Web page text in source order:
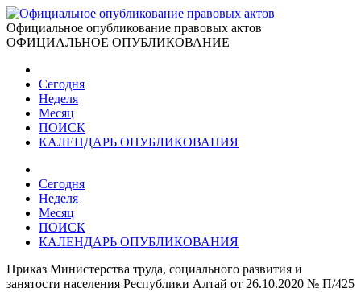
Официальное опубликование правовых актов
ОФИЦИАЛЬНОЕ ОПУБЛИКОВАНИЕ
Сегодня
Неделя
Месяц
ПОИСК
КАЛЕНДАРЬ ОПУБЛИКОВАНИЯ
Сегодня
Неделя
Месяц
ПОИСК
КАЛЕНДАРЬ ОПУБЛИКОВАНИЯ
Приказ Министерства труда, социального развития и
занятости населения Республики Алтай от 26.10.2020 № П/425